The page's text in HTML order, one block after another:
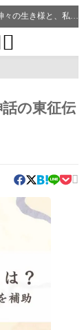
日本神話・日本の歴史、古事記・日本書紀・口伝で伝わる神々の生き様と、私たちの分野・生活、開運、神社との繋がり

の東征伝
